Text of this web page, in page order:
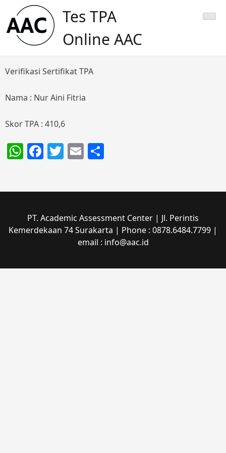
content
Tes TPA
Online AAC
Verifikasi Sertifikat TPA
Nama : Nur Aini Fitria
Skor TPA : 410,6
WhatsApp
Facebook
Twitter
Email
PT. Academic Assessment Center | Jl. Perintis
Kemerdekaan 74 Surakarta | Phone : 0878.6484.7799 |
email : info@aac.id